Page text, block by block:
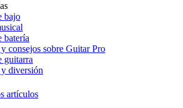
bajo
batería
consejos sobre Guitar Pro
guitarra
diversión
artículos